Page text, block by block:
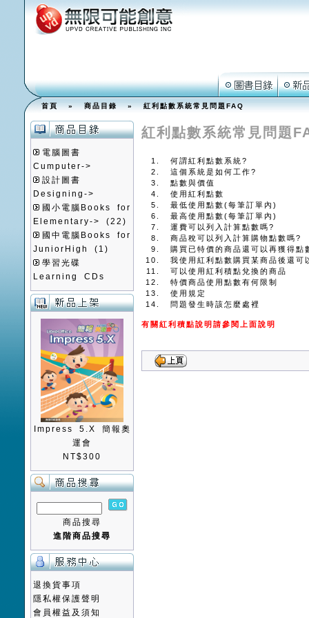
首頁»商品目錄» 紅利點數系統常見問題FAQ
電腦圖書
Cumputer->
設計圖書
Designing->
國小電腦Books for
Elementary->
(22)
國中電腦Books for
JuniorHigh
(1)
學習光碟
Learning CDs
Impress 5.X 簡報奧
運會
NT$300
商品搜尋
進階商品搜尋
退換貨事項
隱私權保護聲明
會員權益及須知
紅利點數系統常見問題
何謂紅利點數系統?
這個系統是如何工作?
點數與價值
使用紅利點數
最低使用點數(每筆訂單內)
最高使用點數(每筆訂單內)
運費可以列入計算點數嗎?
商品稅可以列入計算購物點數嗎?
購買已特價的商品還可以再獲得點
我使用紅利點數購買某商品後還可
可以使用紅利積點兌換的商品
特價商品使用點數有何限制
使用規定
問題發生時該怎麼處裡
有關紅利積點說明請參閱上面說明